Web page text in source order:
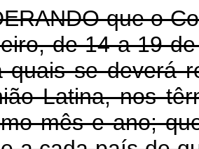
que o
de 14 a 19
quais se deverá
Latina, nos
mês e ano;